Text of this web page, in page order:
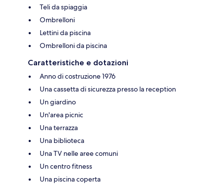
Teli da spiaggia
Ombrelloni
Lettini da piscina
Ombrelloni da piscina
Caratteristiche e dotazioni
Anno di costruzione 1976
Una cassetta di sicurezza presso la reception
Un giardino
Un'area picnic
Una terrazza
Una biblioteca
Una TV nelle aree comuni
Un centro fitness
Una piscina coperta